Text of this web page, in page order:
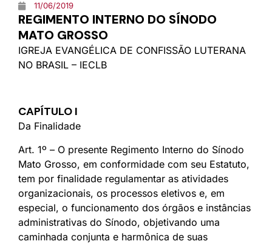
11/06/2019
REGIMENTO INTERNO DO SÍNODO
MATO GROSSO
IGREJA EVANGÉLICA DE CONFISSÃO LUTERANA
NO BRASIL – IECLB
CAPÍTULO I
Da Finalidade
Art. 1º – O presente Regimento Interno do Sínodo
Mato Grosso, em conformidade com seu Estatuto,
tem por finalidade regulamentar as atividades
organizacionais, os processos eletivos e, em
especial, o funcionamento dos órgãos e instâncias
administrativas do Sínodo, objetivando uma
caminhada conjunta e harmônica de suas